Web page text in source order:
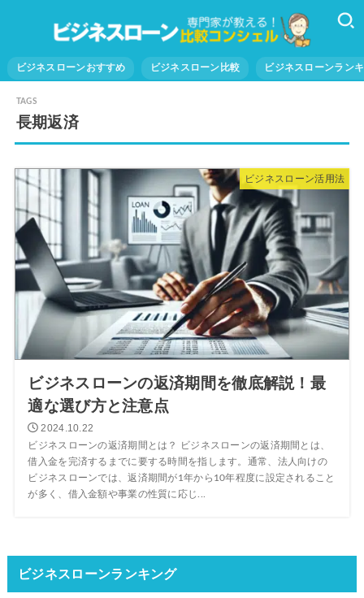
ビジネスローンおすすめ ビジネスローン比較 ビジネスローンラン
長期返済
ビジネスローン活用法
ビジネスローンの返済期間を徹底解説！最
適な選び方と注意点
2024.10.22
ビジネスローンの返済期間とは？ ビジネスローンの返済期間とは、
借入金を完済するまでに要する時間を指します。通常、法人向けの
ビジネスローンでは、返済期間が1年から10年程度に設定されること
が多く、借入金額や事業の性質に応じ...
ビジネスローンランキング